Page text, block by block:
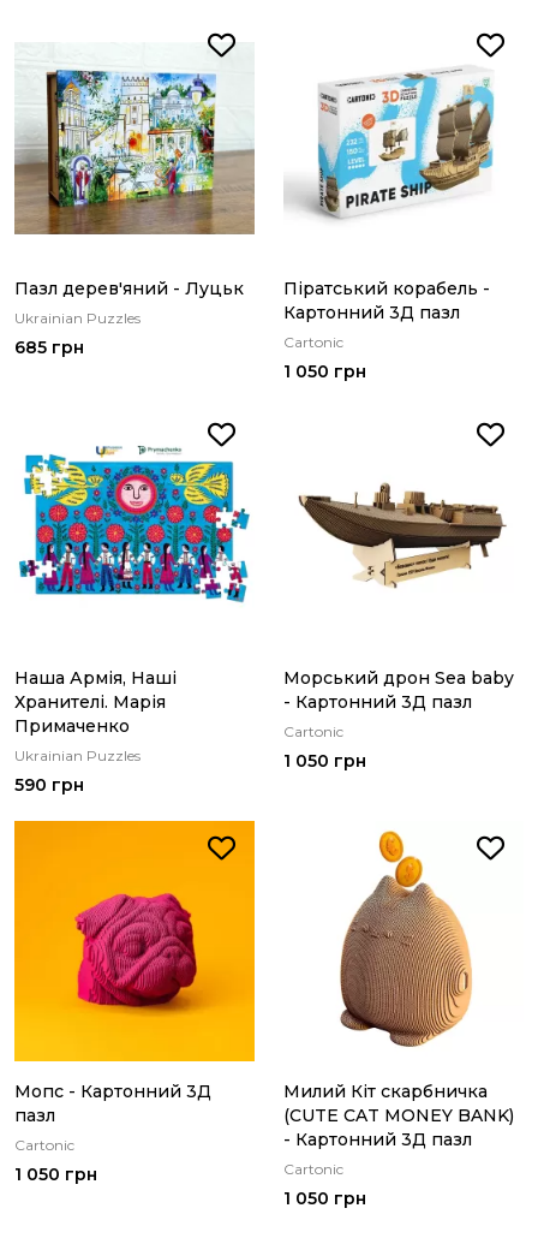
Пазл дерев'яний - Луцьк
Ukrainian Puzzles
685 грн
Піратський корабель -
Картонний 3Д пазл
Cartonic
1 050 грн
Наша Армія, Наші
Хранителі. Марія
Примаченко
Ukrainian Puzzles
590 грн
Морський дрон Sea baby
- Картонний 3Д пазл
Cartonic
1 050 грн
Мопс - Картонний 3Д
пазл
Cartonic
1 050 грн
Милий Кіт скарбничка
(CUTE CAT MONEY BANK)
- Картонний 3Д пазл
Cartonic
1 050 грн